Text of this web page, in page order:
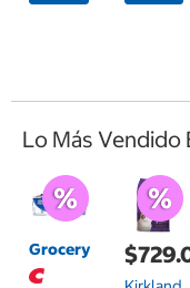
Lo Más Vendido
Grocery